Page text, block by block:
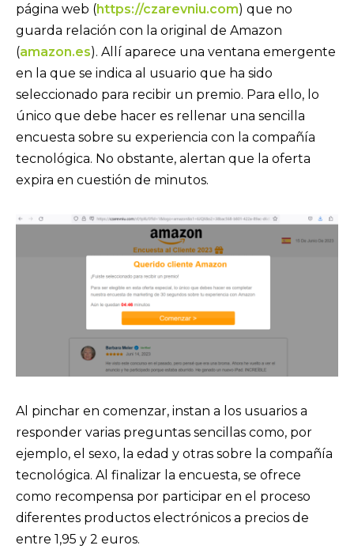
página web (https://czarevniu.com) que no
guarda relación con la original de Amazon
(amazon.es). Allí aparece una ventana emergente
en la que se indica al usuario que ha sido
seleccionado para recibir un premio. Para ello, lo
único que debe hacer es rellenar una sencilla
encuesta sobre su experiencia con la compañía
tecnológica. No obstante, alertan que la oferta
expira en cuestión de minutos.
Al pinchar en comenzar, instan a los usuarios a
responder varias preguntas sencillas como, por
ejemplo, el sexo, la edad y otras sobre la compañía
tecnológica. Al finalizar la encuesta, se ofrece
como recompensa por participar en el proceso
diferentes productos electrónicos a precios de
entre 1,95 y 2 euros.